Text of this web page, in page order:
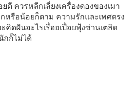
ควรหลีกเลี่ยงเครื่องดองของเมา
หรือน้อยก็ตาม ความรักและเพศตรง
คิดฝันอะไรเรื่อยเปื่อยฟุ้งซ่านเตลิด
กก็ไม่ได้